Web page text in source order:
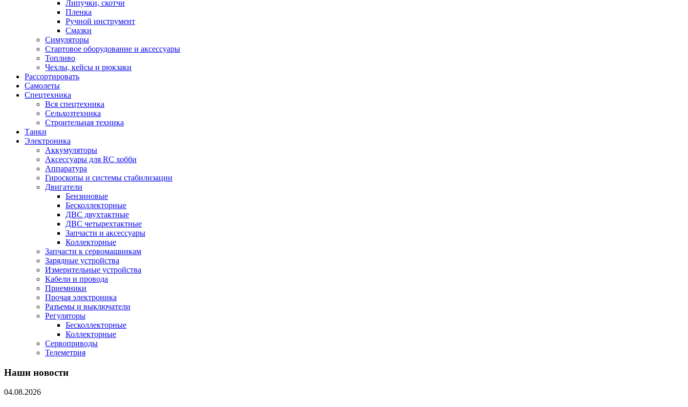
Липучки, скотчи
Пленка
Ручной инструмент
Смазки
Симуляторы
Стартовое оборудование и аксессуары
Топливо
Чехлы, кейсы и рюкзаки
Рассортировать
Самолеты
Спецтехника
Вся спецтехника
Сельхозтехника
Строительная техника
Танки
Электроника
Аккумуляторы
Аксессуары для RC хобби
Аппаратура
Гироскопы и системы стабилизации
Двигатели
Бензиновые
Бесколлекторные
ДВС двухтактные
ДВС четырехтактные
Запчасти и аксессуары
Коллекторные
Запчасти к сервомашинкам
Зарядные устройства
Измерительные устройства
Кабели и провода
Приемники
Прочая электроника
Разъемы и выключатели
Регуляторы
Бесколлекторные
Коллекторные
Сервоприводы
Телеметрия
Наши новости
04.08.2026